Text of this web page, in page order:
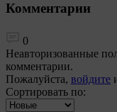
Комментарии
0
Неавторизованные
комментарии.
Пожалуйста, войдите
Сортировать по: